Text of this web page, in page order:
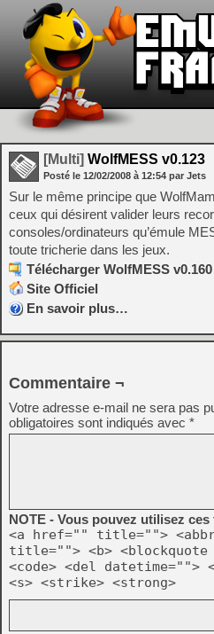
[Multi] WolfMESS v0.123
Posté le 12/02/2008 à 12:54 par Jets
Sur le même principe que
ceux qui désirent valider leurs
consoles/ordinateurs qu’émule
toute tricherie dans les jeux.
Télécharger WolfMESS
Site Officiel
En savoir plus…
Commentaire ¬
Votre adresse e-mail ne sera pas
obligatoires sont indiqués avec *
NOTE - Vous pouvez utilisez
<a href="" title="">
title=""> <b>
<code> <del datetime="">
<s> <strike> <strong>